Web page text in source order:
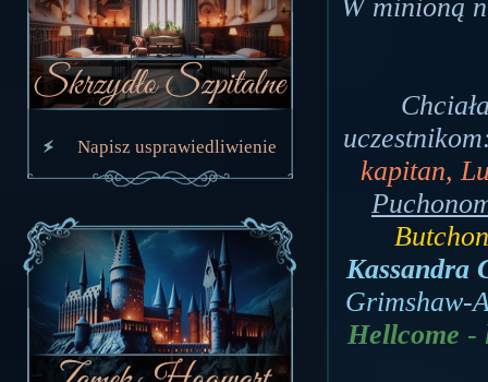
Napisz usprawiedliwienie
W minioną
kapitan,
Kassandra
Grimshaw-
Hellcome -